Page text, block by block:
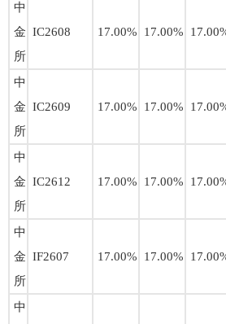
中
金
所
IC2608 17.00% 17.00%
中
金
所
IC2609 17.00% 17.00%
中
金
所
IC2612 17.00% 17.00%
中
金
所
IF2607 17.00% 17.00%
中